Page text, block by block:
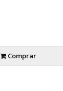
Comprar